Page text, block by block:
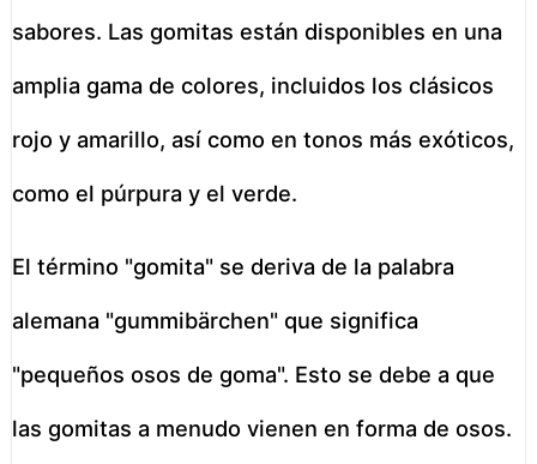
sabores. Las gomitas están disponibles en una
amplia gama de colores, incluidos los clásicos
rojo y amarillo, así como en tonos más exóticos,
como el púrpura y el verde.
El término "gomita" se deriva de la palabra
alemana "gummibärchen" que significa
"pequeños osos de goma". Esto se debe a que
las gomitas a menudo vienen en forma de osos.